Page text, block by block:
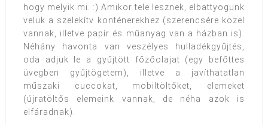
hogy melyik mi. :) Amikor tele lesznek, elbattyogunk
velük a szelekítv konténerekhez (szerencsére közel
vannak, illetve papír és műanyag van a házban is).
Néhány havonta van veszélyes hulladékgyűjtés,
oda adjuk le a gyűjtött főzőolajat (egy befőttes
üvegben gyűjtögetem), illetve a javíthatatlan
műszaki cuccokat, mobiltöltőket, elemeket
(újratöltős elemeink vannak, de néha azok is
elfáradnak).